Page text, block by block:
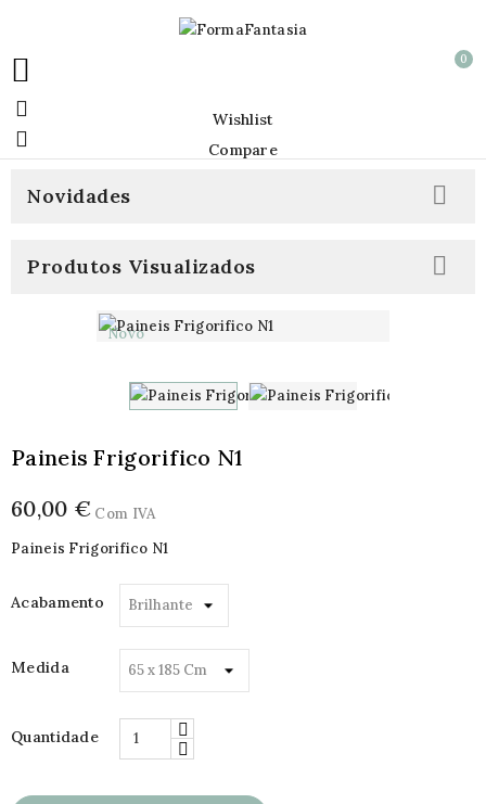
 0
 Wishlist
 Compare
Novidades 
Produtos Visualizados 
Novo
Paineis Frigorifico N1
60,00 € Com IVA
Paineis Frigorifico N1
Acabamento
Medida
Quantidade